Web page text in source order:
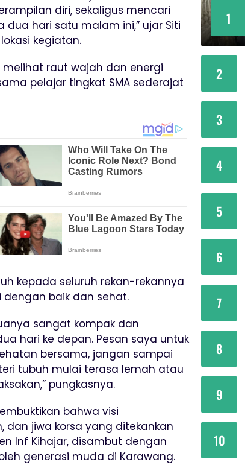
diri, sekaligus mencari
hari satu malam ini,” ujar Siti
kegiatan.
raut wajah dan energi
pelajar tingkat SMA sederajat
kepada seluruh rekan-rekannya
baik dan sehat.
sangat kompak dan
hari ke depan. Pesan saya untuk
bersama, jangan sampai
tubuh mulai terasa lemah atau
pungkasnya.
bahwa visi
dan jiwa korsa yang ditekankan
Inf Kihajar, disambut dengan
generasi muda di Karawang.
1
2
3
4
5
6
7
8
9
10